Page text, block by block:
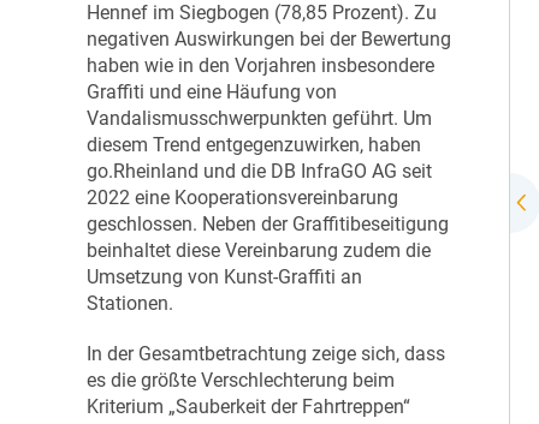
Hennef im Siegbogen (78,85 Prozent). Zu
negativen Auswirkungen bei der Bewertung
haben wie in den Vorjahren insbesondere
Graffiti und eine Häufung von
Vandalismusschwerpunkten geführt. Um
diesem Trend entgegenzuwirken, haben
go.Rheinland und die DB InfraGO AG seit
2022 eine Kooperationsvereinbarung
geschlossen. Neben der Graffitibeseitigung
beinhaltet diese Vereinbarung zudem die
Umsetzung von Kunst-Graffiti an
Stationen.
In der Gesamtbetrachtung zeige sich, dass
es die größte Verschlechterung beim
Kriterium „Sauberkeit der Fahrtreppen“